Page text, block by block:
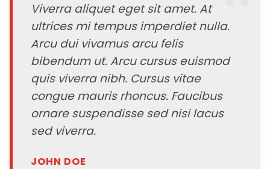
Viverra aliquet eget sit amet. At
ultrices mi tempus imperdiet nulla.
Arcu dui vivamus arcu felis
bibendum ut. Arcu cursus euismod
quis viverra nibh. Cursus vitae
congue mauris rhoncus. Faucibus
ornare suspendisse sed nisi lacus
sed viverra.
JOHN DOE